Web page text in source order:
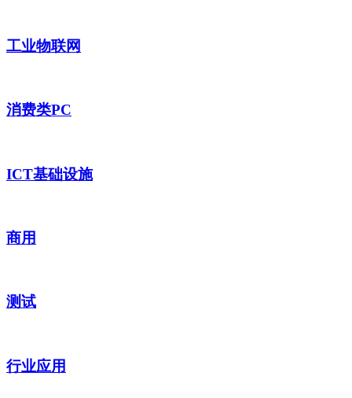
工业物联网
消费类PC
ICT基础设施
商用
测试
行业应用